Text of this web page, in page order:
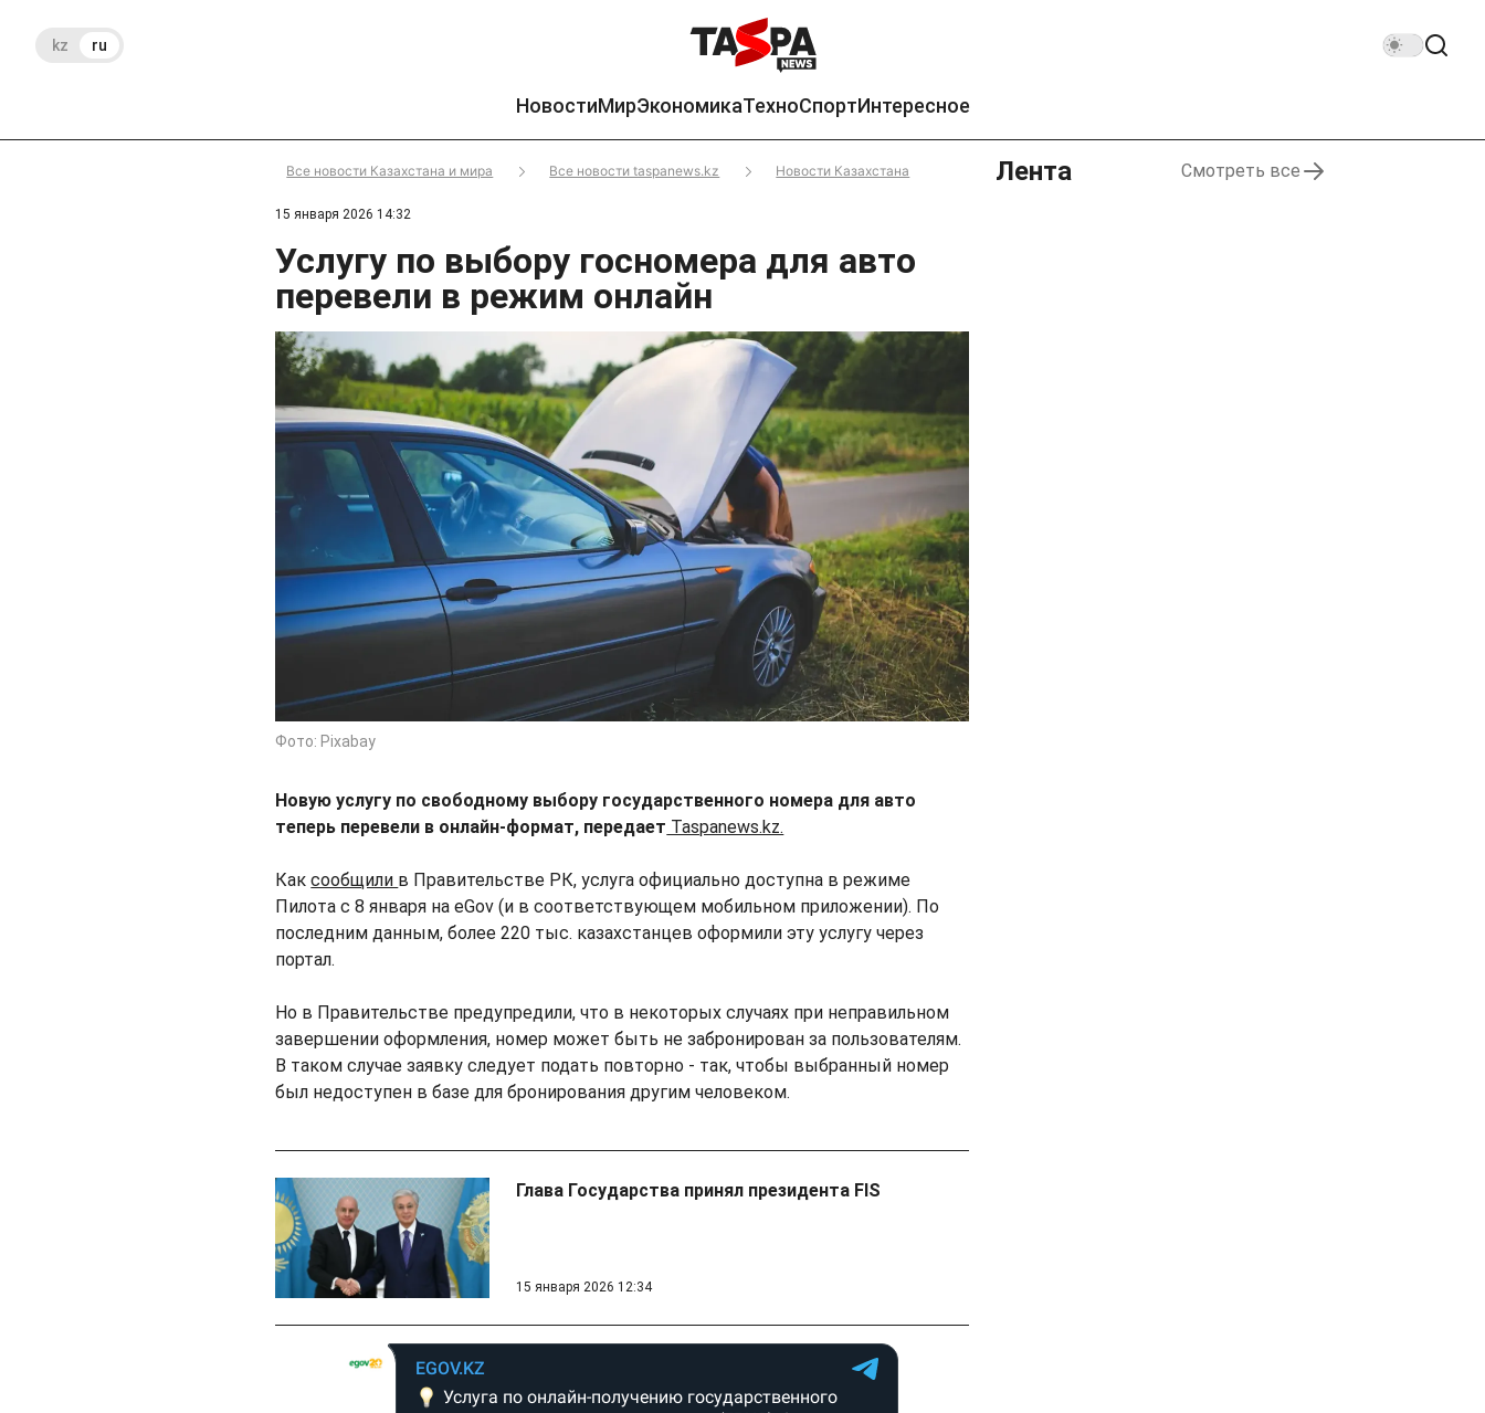
kz ru
НовостиМирЭкономикаТехноСпортИнтересное
Все новости Казахстана и мира Все новости taspanews.kz Новости Казахстана
15 января 2026 14:32
Услугу по выбору госномера для авто
перевели в режим онлайн
Фото: Pixabay
Новую услугу по свободному выбору государственного номера для авто
теперь перевели в онлайн-формат, передает Taspanews.kz.
Каксообщили в Правительстве РК, услуга официально доступна в режиме
Пилота с 8 января на eGov (и в соответствующем мобильном приложении). По
последним данным, более 220 тыс. казахстанцев оформили эту услугу через
портал.
Но в Правительстве предупредили, что в некоторых случаях при неправильном
завершении оформления, номер может быть не забронирован за пользователям.
В таком случае заявку следует подать повторно - так, чтобы выбранный номер
был недоступен в базе для бронирования другим человеком.
Глава Государства принял президента FIS
15 января 2026 12:34
Лента Смотреть все